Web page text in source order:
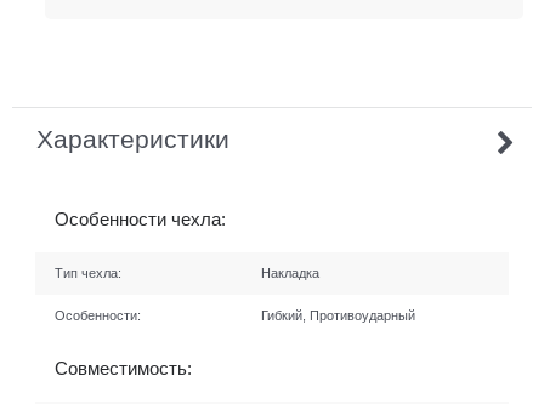
Характеристики
Особенности чехла:
Тип чехла: Накладка
Особенности: Гибкий, Противоударный
Совместимость: